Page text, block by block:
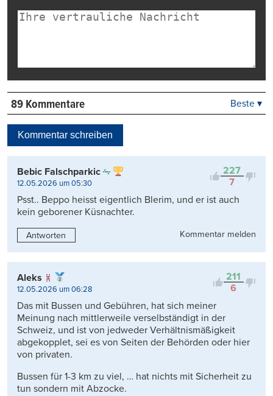
89 Kommentare
Kontrovers
Beste ▾
Kommentar schreiben
227
7
Bebic Falschparkic
12.05.2026 um 05:30
Psst.. Beppo heisst eigentlich Blerim, und er ist auch
kein geborener Küsnachter.
Antworten Kommentar melden
211
6
Aleks
12.05.2026 um 06:28
Das mit Bussen und Gebühren, hat sich meiner
Meinung nach mittlerweile verselbständigt in der
Schweiz, und ist von jedweder Verhältnismäßigkeit
abgekopplet, sei es von Seiten der Behörden oder hier
von privaten.
Bussen für 1-3 km zu viel, … hat nichts mit Sicherheit zu
tun sondern mit Abzocke.